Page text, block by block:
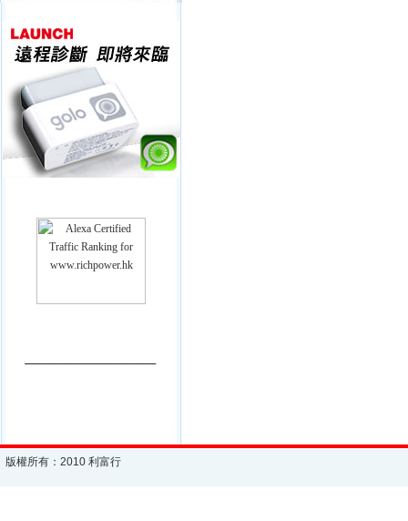
版權所有：2010 利富行